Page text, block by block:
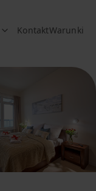
KontaktWarunki